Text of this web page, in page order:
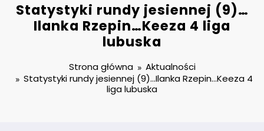
Statystyki rundy jesiennej (9)…
Ilanka Rzepin…Keeza 4 liga
lubuska
Strona główna
Aktualności
Statystyki rundy jesiennej (9)…Ilanka Rzepin…Keeza 4
liga lubuska